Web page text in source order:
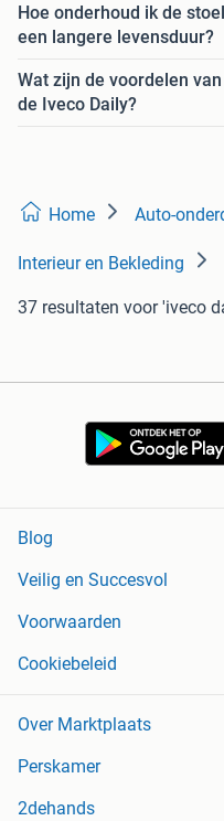
Hoe onderhoud ik de
een langere levensduur?
Wat zijn de voordelen
de Iveco Daily?
Home Auto-
Interieur en Bekleding
37 resultaten voor 'iveco
Blog
Veilig en Succesvol
Voorwaarden
Cookiebeleid
Over Marktplaats
Perskamer
2dehands